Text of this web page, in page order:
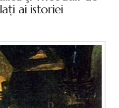
ai istoriei